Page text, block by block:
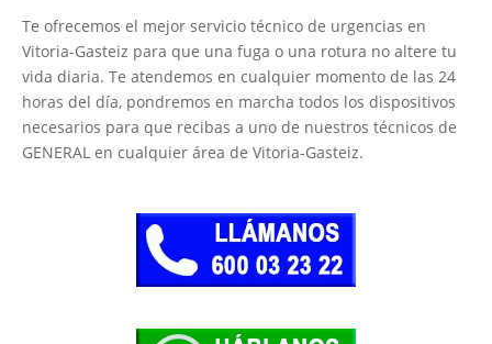
Te ofrecemos el mejor servicio técnico de urgencias en
Vitoria-Gasteiz para que una fuga o una rotura no altere tu
vida diaria. Te atendemos en cualquier momento de las 24
horas del día, pondremos en marcha todos los dispositivos
necesarios para que recibas a uno de nuestros técnicos de
GENERAL en cualquier área de Vitoria-Gasteiz.